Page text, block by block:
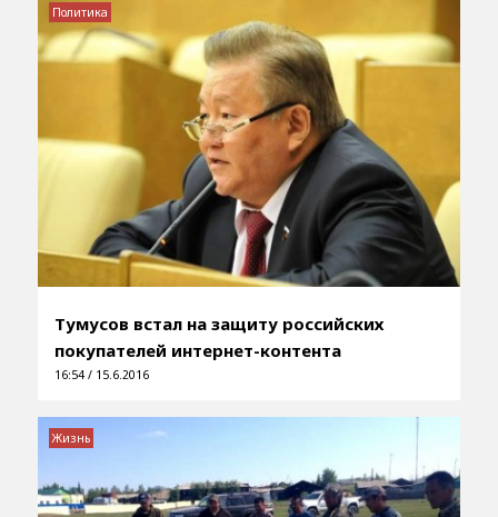
Тумусов встал на защиту российских
покупателей интернет-контента
16:54 / 15.6.2016
Политика
Жизнь